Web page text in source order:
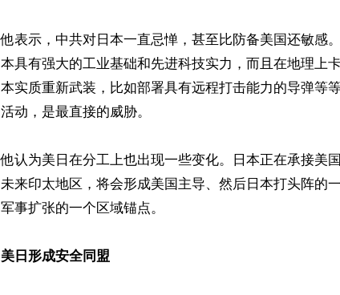
他表示，中共对日本一直忌惮，甚至比防备美国还敏感
本具有强大的工业基础和先进科技实力，而且在地理上
本实质重新武装，比如部署具有远程打击能力的导弹等
活动，是最直接的威胁。
他认为美日在分工上也出现一些变化。日本正在承接美
未来印太地区，将会形成美国主导、然后日本打头阵的
军事扩张的一个区域锚点。
美日形成安全同盟